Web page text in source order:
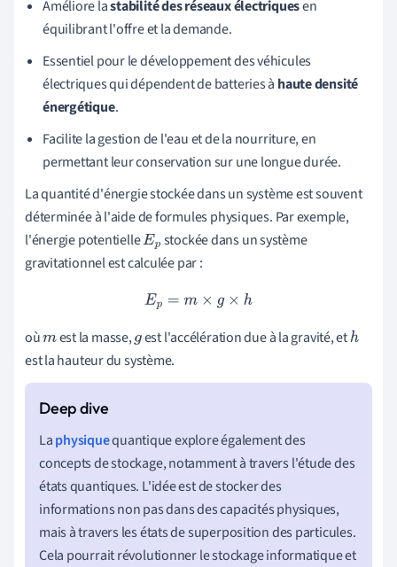
Améliore lastabilité des réseaux électriquesen
équilibrant l'offre et la demande.
Essentiel pour le développement des véhicules
électriques qui dépendent de batteries à haute densité
énergétique.
Facilite la gestion de l'eau et de la nourriture, en
permettant leur conservation sur une longue durée.
La quantité d'énergie stockée dans un système est souvent
déterminée à l'aide de formules physiques. Par exemple,
l'énergie potentielleEp stockée dans un système
gravitationnel est calculée par :
Ep =m ×g ×h
oùmest la masse,gest l'accélération due à la gravité, eth
est la hauteur du système.
Laphysiquequantique explore également des
concepts de stockage, notamment à travers l'étude des
états quantiques. L'idée est de stocker des
informations non pas dans des capacités physiques,
mais à travers les états de superposition des particules.
Cela pourrait révolutionner le stockage informatique et